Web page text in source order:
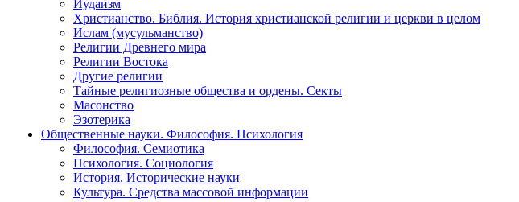
Иудаизм
Христианство. Библия. История христианской религии и церкви в целом
Ислам (мусульманство)
Религии Древнего мира
Религии Востока
Другие религии
Тайные религиозные общества и ордены. Секты
Масонство
Эзотерика
Общественные науки. Философия. Психология
Философия. Семиотика
Психология. Социология
История. Исторические науки
Культура. Средства массовой информации